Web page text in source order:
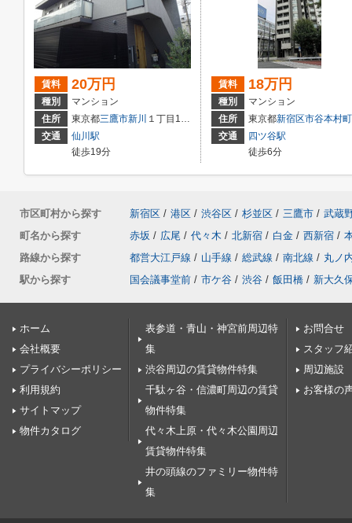
賃料 20万円
種別
マンション
住所
東京都三鷹市新川 １丁目13-32
交通
仙川駅
徒歩19分
賃料 18万円
種別
マンション
住所
東京都新宿区市谷本村町
交通
四ツ谷駅
徒歩6分
市区町村から探す 新宿区 / 港区 / 渋谷区 / 杉並区 / 三鷹市 / 武蔵
町名から探す
赤坂 / 広尾 / 代々木 / 北新宿 / 白金 / 西新宿 /
路線から探す
都営大江戸線 / 山手線 / 総武線 / 南北線 / 丸ノ
駅から探す
国会議事堂前 / 市ケ谷 / 渋谷 / 飯田橋 / 新大久
ホーム
会社概要
プライバシーポリシー
利用規約
サイトマップ
物件カタログ
表参道・青山・神宮前周辺特
集
渋谷周辺の賃貸物件特集
千駄ヶ谷・信濃町周辺の賃貸
物件特集
代々木上原・代々木公園周辺
賃貸物件特集
井の頭線のファミリー物件特
集
お問合せ
スタッフ
周辺施設
お客様の